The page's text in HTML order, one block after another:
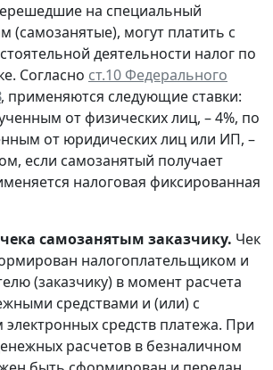
на специальный
(самозанятые), могут платить с
деятельности налог по
Согласно ст.10 Федерального
, применяются следующие ставки:
от физических лиц, – 4%, по
от юридических лиц или ИП, –
если самозанятый получает
налоговая фиксированная
самозанятым заказчику. Чек
налогоплательщиком и
(заказчику) в момент расчета
средствами и (или) с
средств платежа. При
расчетов в безналичном